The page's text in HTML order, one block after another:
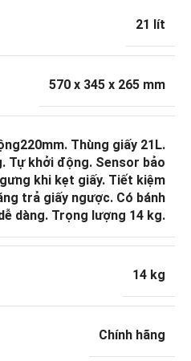
21 lít
570 x 345 x 265 mm
Thùng giấy 21L.
Tự khởi động. Sensor bảo
khi kẹt giấy. Tiết kiệm
trả giấy ngược. Có bánh
dàng. Trọng lượng 14 kg.
14 kg
Chính hãng